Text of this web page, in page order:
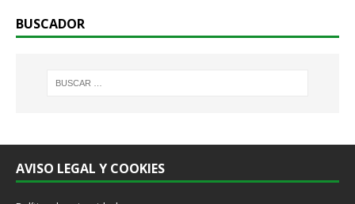
BUSCADOR
AVISO LEGAL Y COOKIES